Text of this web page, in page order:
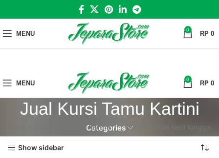
MENU 0 RP 0
MENU 0 RP 0
Jual Kursi Tamu Kartini
Categories
Jual Kursi Tamu Kartini Menampilkan hasil tunggal
Show sidebar